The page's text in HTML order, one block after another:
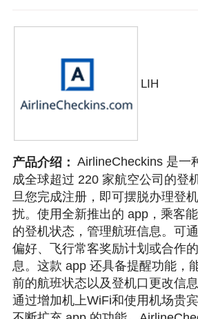
LIH
产品介绍： AirlineCheckins 是一
成全球超过 220 家航空公司的登
旦您完成注册，即可摆脱办理登
扰。使用全新推出的 app，乘客
的登机状态，管理航班信息。可
偏好、飞行常客奖励计划或合作
息。这款 app 还具备提醒功能，
前的航班状态以及登机口更改信
通过增加机上WiFi和使用机场贵